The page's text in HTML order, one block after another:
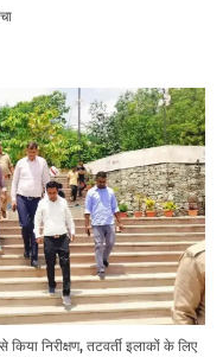
निरीक्षण, तटवर्ती इलाकों के लिए